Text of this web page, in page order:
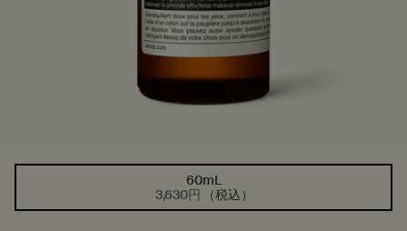
選択済み
60mL
3,630円
（税込）
, 1/1